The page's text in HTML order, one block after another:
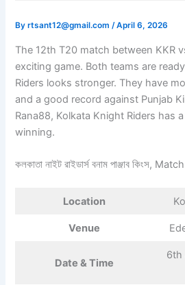
Byrtsant12@gmail.com/April 6, 2026
The 12th T20 match between KKR
exciting game. Both teams are
Riders looks stronger. They have
and a good record against Punjab
Rana88, Kolkata Knight Riders has
winning.
কলকাতা নাইট রাইডার্স বনাম পাঞ্জাব কিংস,
Location
Venue
Date & Time
6th